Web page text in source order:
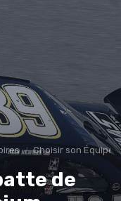
Choisir son
de
pièces
& sécurité